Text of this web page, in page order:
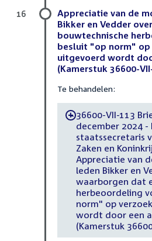
Appreciatie van de
Bikker en Vedder
bouwtechnische
besluit "op norm"
uitgevoerd wordt
(Kamerstuk 36600-
Te behandelen:
-36600-VII-113
december 2024 -
staatssecretaris
Zaken en
Appreciatie van
leden Bikker en
waarborgen dat
herbeoordeling
norm" op
wordt door een
(Kamerstuk
16